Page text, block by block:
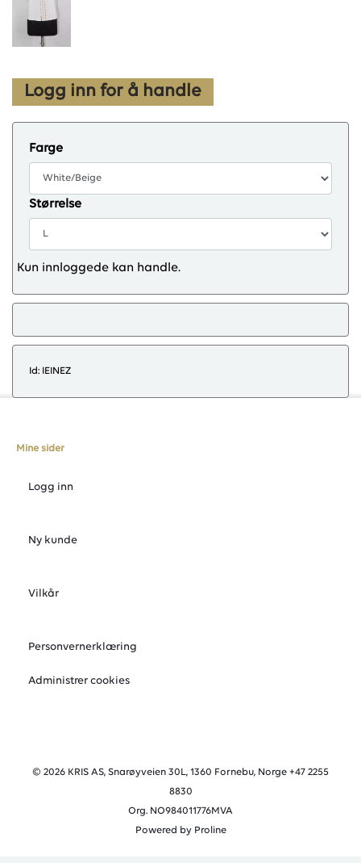
Logg inn for å handle
Farge
Størrelse
Kun innloggede kan handle.
Id: IEINEZ
Mine sider
Logg inn
Ny kunde
Vilkår
Personvernerklæring
Administrer cookies
© 2026 KRIS AS, Snarøyveien 30L, 1360 Fornebu, Norge +47 2255
8830
Org. NO984011776MVA
Powered by Proline